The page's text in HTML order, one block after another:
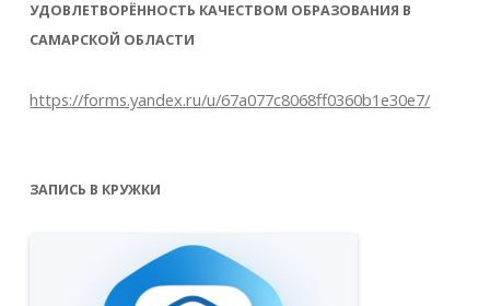
УДОВЛЕТВОРЁННОСТЬ КАЧЕСТВОМ ОБРАЗОВАНИЯ В
САМАРСКОЙ ОБЛАСТИ
https://forms.yandex.ru/u/67a077c8068ff0360b1e30e7/
ЗАПИСЬ В КРУЖКИ